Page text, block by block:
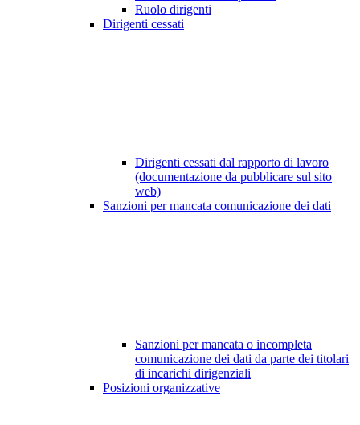
Ruolo dirigenti
Dirigenti cessati
Dirigenti cessati dal rapporto di lavoro
(documentazione da pubblicare sul sito
web)
Sanzioni per mancata comunicazione dei dati
Sanzioni per mancata o incompleta
comunicazione dei dati da parte dei titolari
di incarichi dirigenziali
Posizioni organizzative